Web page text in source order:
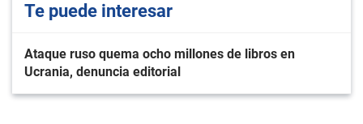
Te puede interesar
Ataque ruso quema ocho millones de libros en
Ucrania, denuncia editorial